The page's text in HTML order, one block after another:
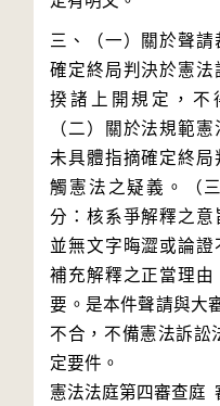
三、（一）關於聲
確定終局判決於憲法
揆諸上開規定，不
（二）關於法規範
未具體指摘確定終
觸憲法之疑義。（
分：核系爭解釋之意
並無文字晦澀或論
補充解釋之正當理
要。是本件聲請與大
不合，不備憲法訴訟
定要件。
憲法法庭第四審查庭